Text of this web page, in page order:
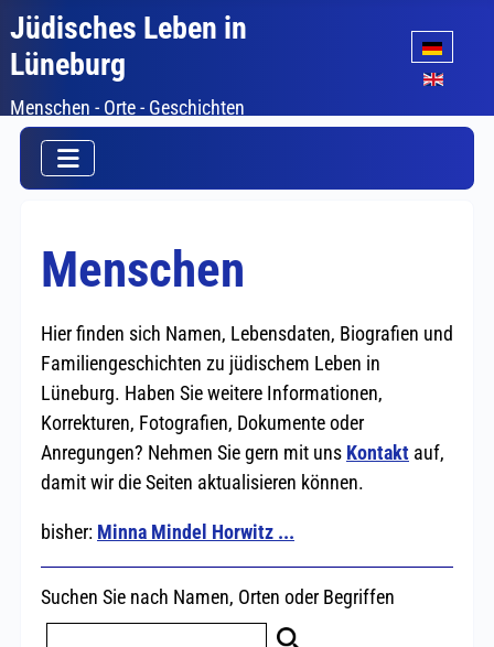
Jüdisches Leben in
Lüneburg
Menschen - Orte - Geschichten
Sprache